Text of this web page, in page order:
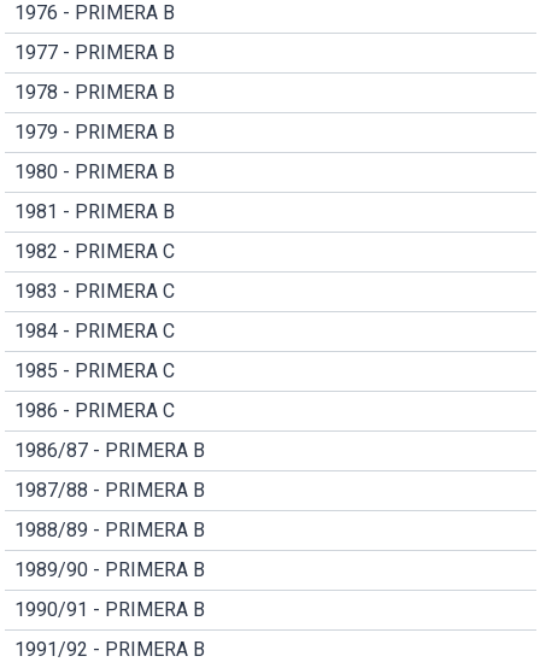
1976 - PRIMERA B
1977 - PRIMERA B
1978 - PRIMERA B
1979 - PRIMERA B
1980 - PRIMERA B
1981 - PRIMERA B
1982 - PRIMERA C
1983 - PRIMERA C
1984 - PRIMERA C
1985 - PRIMERA C
1986 - PRIMERA C
1986/87 - PRIMERA B
1987/88 - PRIMERA B
1988/89 - PRIMERA B
1989/90 - PRIMERA B
1990/91 - PRIMERA B
1991/92 - PRIMERA B